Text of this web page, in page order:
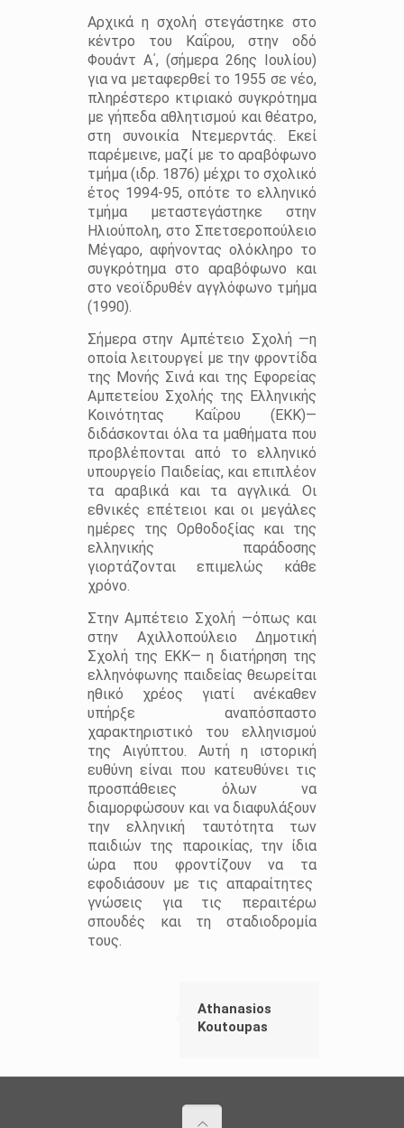
Αρχικά η σχολή στεγάστηκε στο
κέντρο του Καΐρου, στην οδό
Φουάντ Α΄, (σήμερα 26ης Ιουλίου)
για να μεταφερθεί το 1955 σε νέο,
πληρέστερο κτιριακό συγκρότημα
με γήπεδα αθλητισμού και θέατρο,
στη συνοικία Ντεμερντάς. Εκεί
παρέμεινε, μαζί με το αραβόφωνο
τμήμα (ιδρ. 1876) μέχρι το σχολικό
έτος 1994-95, οπότε το ελληνικό
τμήμα μεταστεγάστηκε στην
Ηλιούπολη, στο Σπετσεροπούλειο
Μέγαρο, αφήνοντας ολόκληρο το
συγκρότημα στο αραβόφωνο και
στο νεοϊδρυθέν αγγλόφωνο τμήμα
(1990).
Σήμερα στην Αμπέτειο Σχολή ―η
οποία λειτουργεί με την φροντίδα
της Μονής Σινά και της Εφορείας
Αμπετείου Σχολής της Ελληνικής
Κοινότητας Καΐρου (ΕΚΚ)―
διδάσκονται όλα τα μαθήματα που
προβλέπονται από το ελληνικό
υπουργείο Παιδείας, και επιπλέον
τα αραβικά και τα αγγλικά. Οι
εθνικές επέτειοι και οι μεγάλες
ημέρες της Ορθοδοξίας και της
ελληνικής παράδοσης
γιορτάζονται επιμελώς κάθε
χρόνο.
Στην Αμπέτειο Σχολή ―όπως και
στην Αχιλλοπούλειο Δημοτική
Σχολή της ΕΚΚ― η διατήρηση της
ελληνόφωνης παιδείας θεωρείται
ηθικό χρέος γιατί ανέκαθεν
υπήρξε αναπόσπαστο
χαρακτηριστικό του ελληνισμού
της Αιγύπτου. Αυτή η ιστορική
ευθύνη είναι που κατευθύνει τις
προσπάθειες όλων να
διαμορφώσουν και να διαφυλάξουν
την ελληνική ταυτότητα των
παιδιών της παροικίας, την ίδια
ώρα που φροντίζουν να τα
εφοδιάσουν με τις απαραίτητες
γνώσεις για τις περαιτέρω
σπουδές και τη σταδιοδρομία
τους.
Athanasios
Koutoupas